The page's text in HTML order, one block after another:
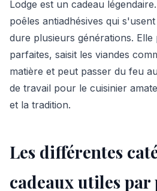
Lodge est un cadeau
poêles antiadhésives qui
dure plusieurs générations. Elle
parfaites, saisit les viandes
matière et peut passer du feu
de travail pour le cuisinier
et la tradition.
Les différentes
cadeaux utiles